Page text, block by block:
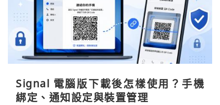
Signal 電腦版下載後怎樣使用？手機
綁定、通知設定與裝置管理